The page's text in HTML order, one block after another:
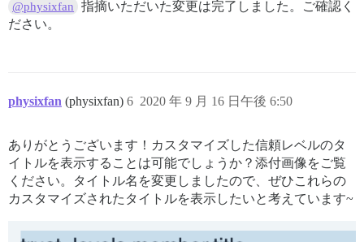
@physixfan
指摘いただいた変更は完了しました。ご確認く
ださい。
physixfan (physixfan) 2020 年 9 月 16 日午後 6:50
6
ありがとうございます！カスタマイズした信頼レベルのタ
イトルを表示することは可能でしょうか？添付画像をご覧
ください。タイトル名を変更しましたので、ぜひこれらの
カスタマイズされたタイトルを表示したいと考えています~